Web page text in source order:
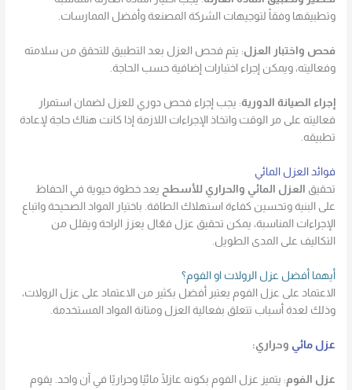
وتطبيقها وفقاً لتوجيهات الشركة المصنعة وأفضل الممارسات.
فحص واختبار العزل: يتم فحص العزل بعد التطبيق للتحقق من سلامته
وفعاليته، ويمكن إجراء اختبارات إضافية حسب الحاجة.
إجراء الصيانة الدورية: يجب إجراء فحص دوري للعزل لضمان استمرار
فعاليته على مر الوقت واتخاذ الإجراءات اللازمة إذا كانت هناك حاجة لإعادة
تطبيقه.
فوائد العزل المائي
تحقيق العزل المائي والحراري للأسطح يعد خطوة حيوية في الحفاظ
على البنية وتحسين كفاءة استهلاك الطاقة. باختيار المواد الصحيحة واتباع
الإجراءات المناسبة، يمكن تحقيق عزل فعّال يعزز الراحة ويقلل من
التكاليف على المدى الطويل.
أيهما أفضل عزل الرولات او الفوم؟
الاعتماد على عزل الفوم يعتبر أفضل بكثير من الاعتماد على عزل الرولات،
وذلك لعدة أسباب تتعلق بفعالية العزل ومتانة المواد المستخدمة.
عزل مائي وحراري:
عزل الفوم : يتميز عزل الفوم بكونه عازلًا مائيًا وحراريًا في آن واحد. يقوم